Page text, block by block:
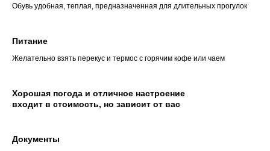
Обувь удобная, теплая, предназначенная для длительных прогулок
Питание
Желательно взять перекус и термос с горячим кофе или чаем
Хорошая погода и отличное настроение
входит в стоимость, но зависит от вас
Документы